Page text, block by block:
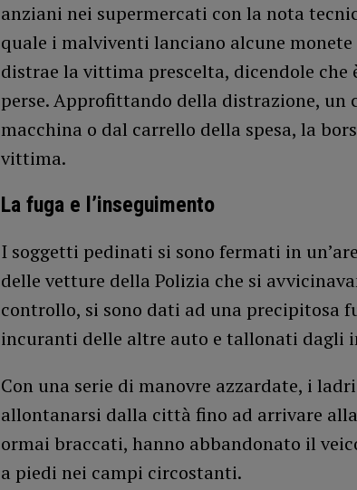
anziani nei supermercati con la nota
quale i malviventi lanciano alcune
distrae la vittima prescelta, dicendole che
perse. Approfittando della distrazione, un
macchina o dal carrello della spesa, la
vittima.
La fuga e l’inseguimento
I soggetti pedinati si sono fermati in
delle vetture della Polizia che si
controllo, si sono dati ad una precipitosa
incuranti delle altre auto e tallonati dagli
Con una serie di manovre azzardate, i
allontanarsi dalla città fino ad arrivare
ormai braccati, hanno abbandonato il
a piedi nei campi circostanti.